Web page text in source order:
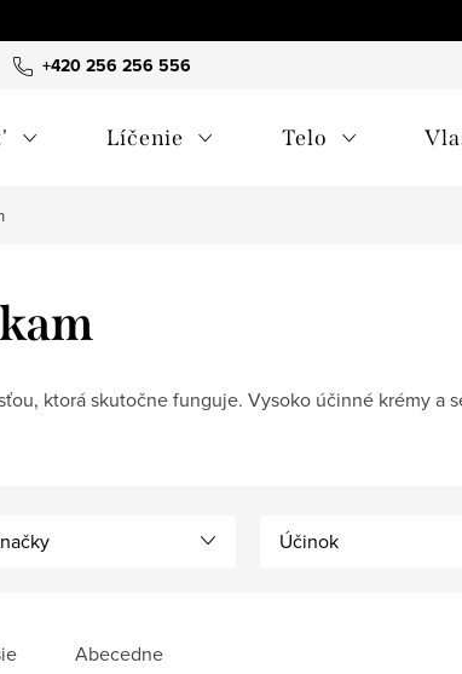
+420 256 256 556
príbehy O nás
Líčenie Telo
ktorá skutočne funguje. Vysoko účinné krémy a
Účinok
Abecedne